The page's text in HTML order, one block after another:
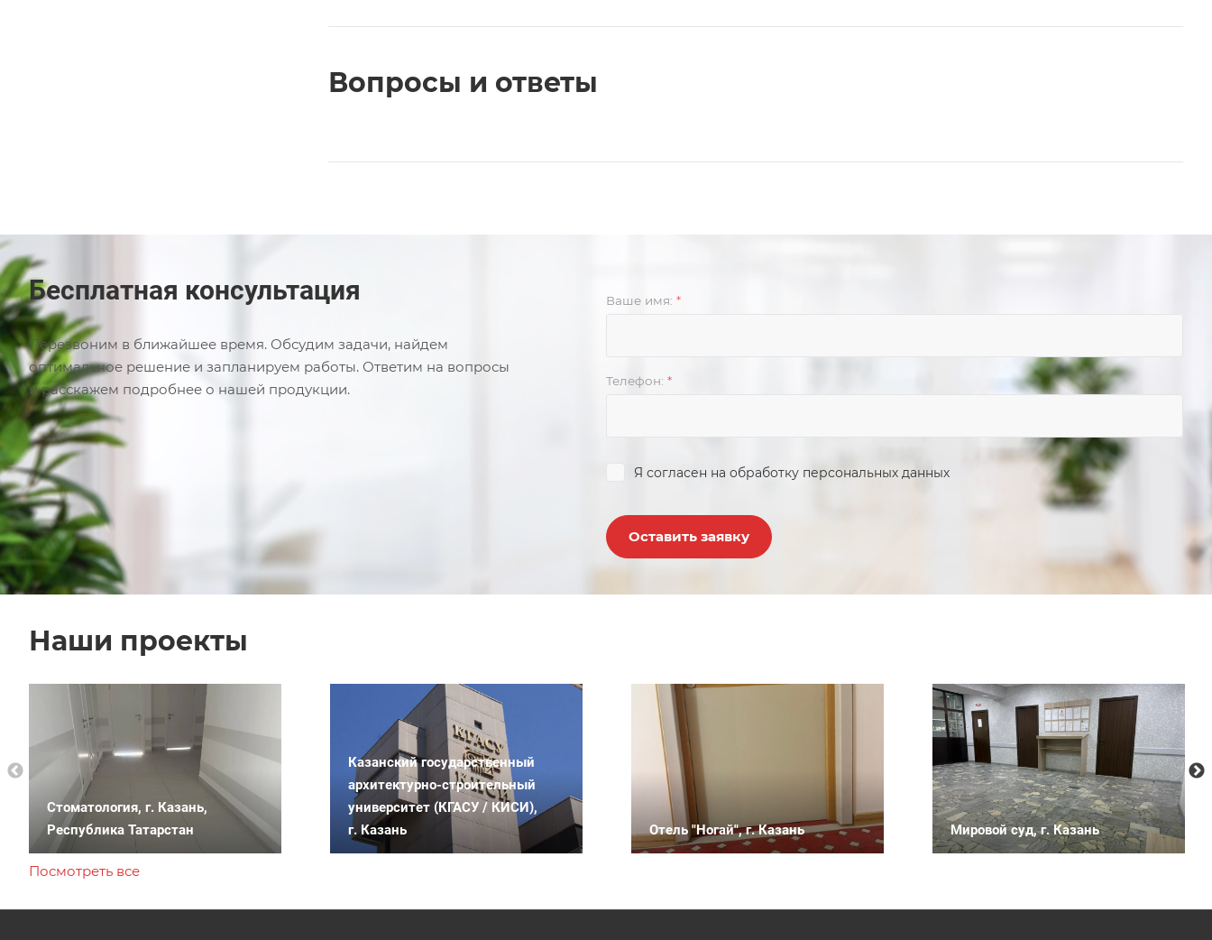
Вопросы и ответы
Бесплатная консультация
Перезвоним в ближайшее время. Обсудим задачи, найдем
оптимальное решение и запланируем работы. Ответим на вопросы
и расскажем подробнее о нашей продукции.
Ваше имя: *
Телефон: *
Я согласен на обработку персональных данных
Оставить заявку
Наши проекты
Стоматология, г. Казань,
Республика Татарстан
Казанский государственный
архитектурно-строительный
университет (КГАСУ / КИСИ),
г. Казань
Отель "Ногай", г. Казань Мировой суд, г. Казань
Посмотреть все